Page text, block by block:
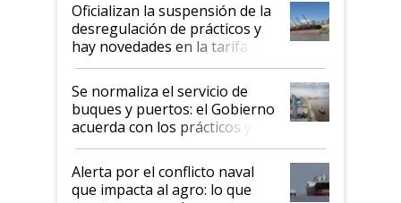
Oficializan la suspensión de la
desregulación de prácticos y
hay novedades en la tarifa de
la hidrovía
Se normaliza el servicio de
buques y puertos: el Gobierno
acuerda con los prácticos y
suspende el decreto de
desregulación
Alerta por el conflicto naval
que impacta al agro: lo que